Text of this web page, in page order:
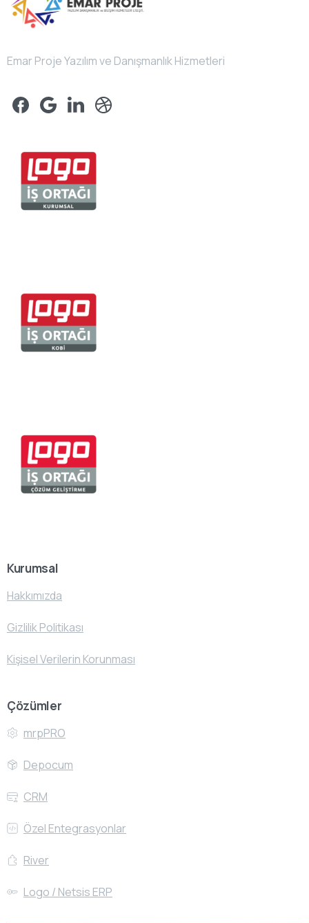
Emar Proje Yazılım ve Danışmanlık Hizmetleri
Kurumsal
Hakkımızda
Gizlilik Politikası
Kişisel Verilerin Korunması
Çözümler
mrpPRO
Depocum
CRM
Özel Entegrasyonlar
River
Logo / Netsis ERP